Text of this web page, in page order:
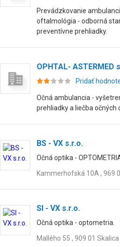
Prevádzkovanie
oftalmológia - odborná
preventívne prehliadky.
OPHTAL- ASTERMED
Pridať
Očná ambulancia -
prehliadky a liečba očných
BS - VX s.r.o.
Očná optika -
Kammerhofská 10A , 969
SI - VX s.r.o.
Očná optika - optometria.
Mallého 55 , 909 01 Skalica